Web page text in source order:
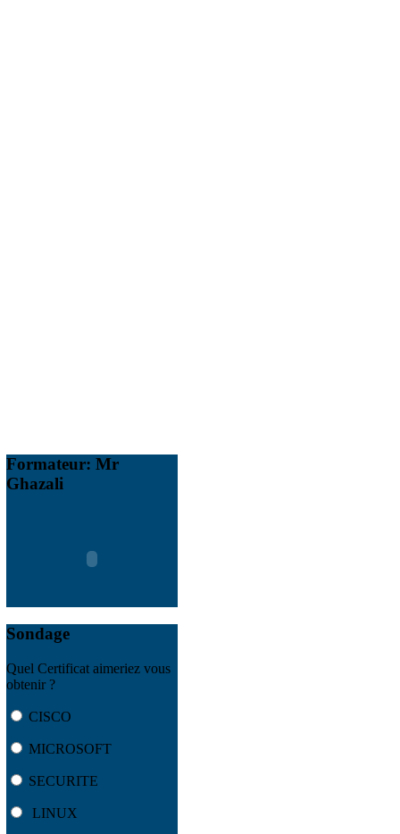
Formateur: Mr
Ghazali
Sondage
Quel Certificat aimeriez vous
obtenir ?
CISCO
MICROSOFT
SECURITE
LINUX